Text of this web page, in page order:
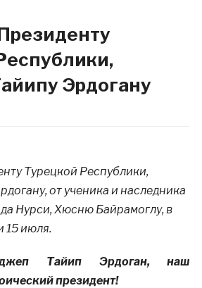
Эрдогану
Турецкой Республики,
от ученика и наследника
Нурси, Хюсню Байрамоглу, в
15 июля.
Тайип Эрдоган, наш
президент!